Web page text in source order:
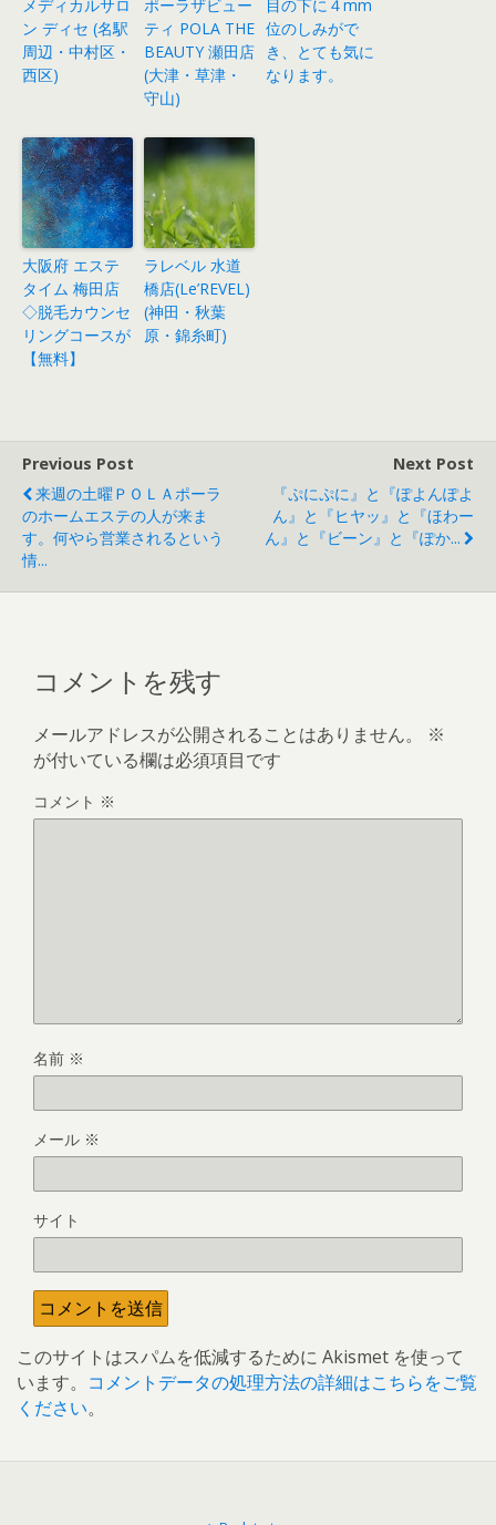
メディカルサロ
ン ディセ (名駅
周辺・中村区・
西区)
ポーラザビュー
ティ POLA THE
BEAUTY 瀬田店
(大津・草津・
守山)
目の下に４mm
位のしみがで
き、とても気に
なります。
大阪府 エステ
タイム 梅田店
◇脱毛カウンセ
リングコースが
【無料】
ラレベル 水道
橋店(Le’REVEL)
(神田・秋葉
原・錦糸町)
Previous Post
来週の土曜ＰＯＬＡポーラ
のホームエステの人が来ま
す。何やら営業されるという
情...
Next Post
『ぷにぷに』と『ぽよんぽよ
ん』と『ヒヤッ』と『ほわー
ん』と『ビーン』と『ぽか...
コメントを残す
メールアドレスが公開されることはありません。
※
が付いている欄は必須項目です
コメント ※
名前 ※
メール ※
サイト
このサイトはスパムを低減するために Akismet を使って
います。 コメントデータの処理方法の詳細はこちらをご覧
ください。